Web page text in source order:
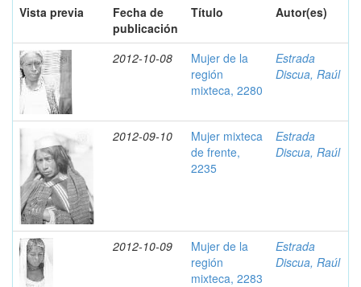
Vista previa
Fecha de
publicación
Título Autor(es)
2012-10-08
Mujer de la
región
mixteca, 2280
Estrada
Discua, Raúl
2012-09-10
Mujer mixteca
de frente,
2235
Estrada
Discua, Raúl
2012-10-09
Mujer de la
región
mixteca, 2283
Estrada
Discua, Raúl